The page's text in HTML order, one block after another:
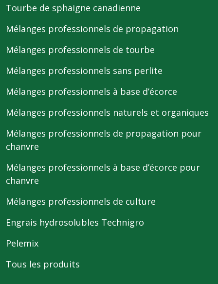
Tourbe de sphaigne canadienne
Mélanges professionnels de propagation
Mélanges professionnels de tourbe
Mélanges professionnels sans perlite
Mélanges professionnels à base d’écorce
Mélanges professionnels naturels et organiques
Mélanges professionnels de propagation pour
chanvre
Mélanges professionnels à base d’écorce pour
chanvre
Mélanges professionnels de culture
Engrais hydrosolubles Technigro
Pelemix
Tous les produits